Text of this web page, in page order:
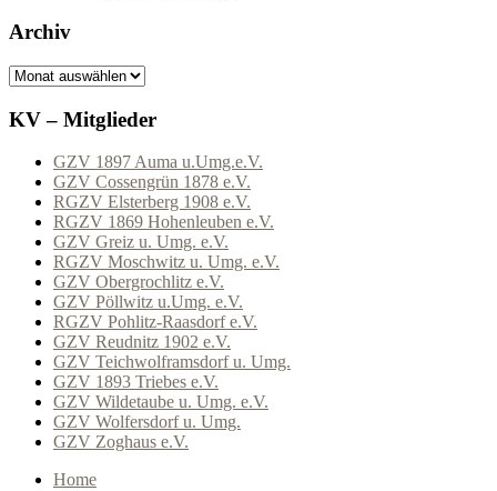
Archiv
Archiv
KV – Mitglieder
GZV 1897 Auma u.Umg.e.V.
GZV Cossengrün 1878 e.V.
RGZV Elsterberg 1908 e.V.
RGZV 1869 Hohenleuben e.V.
GZV Greiz u. Umg. e.V.
RGZV Moschwitz u. Umg. e.V.
GZV Obergrochlitz e.V.
GZV Pöllwitz u.Umg. e.V.
RGZV Pohlitz-Raasdorf e.V.
GZV Reudnitz 1902 e.V.
GZV Teichwolframsdorf u. Umg.
GZV 1893 Triebes e.V.
GZV Wildetaube u. Umg. e.V.
GZV Wolfersdorf u. Umg.
GZV Zoghaus e.V.
Home